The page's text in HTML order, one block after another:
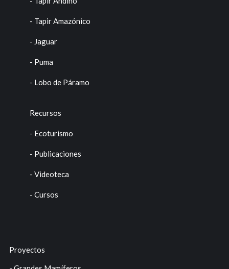
- Tapir Amazónico
- Jaguar
- Puma
- Lobo de Páramo
Recursos
- Ecoturismo
- Publicaciones
- Videoteca
- Cursos
Proyectos